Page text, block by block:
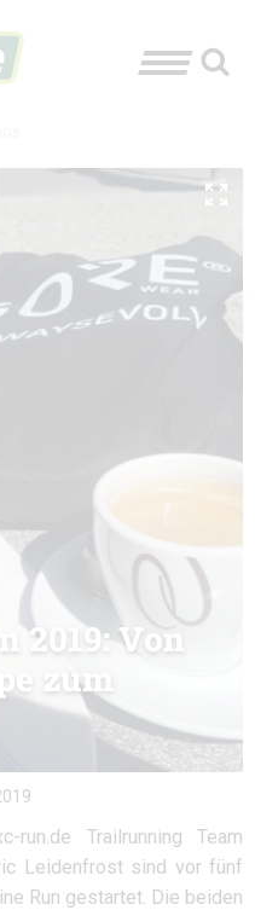
2019: Von
zum
run.de Trailrunning Team
Leidenfrost sind vor fünf
Run gestartet. Die beiden